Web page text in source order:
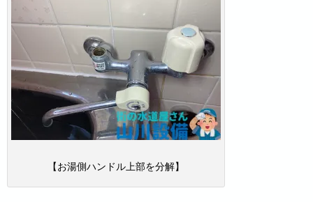
【お湯側ハンドル上部を分解】